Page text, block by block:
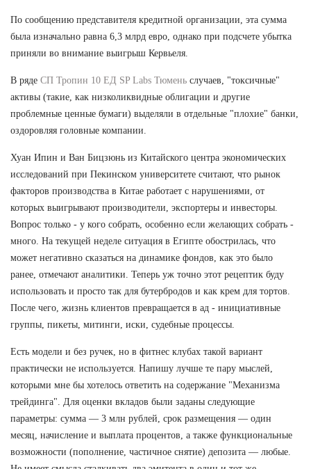
По сообщению представителя кредитной организации, эта сумма
была изначально равна 6,3 млрд евро, однако при подсчете убытка
приняли во внимание выигрыш Кервьеля.
В ряде СП Тропин 10 ЕД SP Labs Тюмень случаев, "токсичные"
активы (такие, как низколиквидные облигации и другие
проблемные ценные бумаги) выделяли в отдельные "плохие" банки,
оздоровляя головные компании.
Хуан Ипин и Ван Бицзюнь из Китайского центра экономических
исследований при Пекинском университете считают, что рынок
факторов производства в Китае работает с нарушениями, от
которых выигрывают производители, экспортеры и инвесторы.
Вопрос только - у кого собрать, особенно если желающих собрать -
много. На текущей неделе ситуация в Египте обострилась, что
может негативно сказаться на динамике фондов, как это было
ранее, отмечают аналитики. Теперь уж точно этот рецептик буду
использовать и просто так для бутербродов и как крем для тортов.
После чего, жизнь клиентов превращается в ад - инициативные
группы, пикеты, митинги, иски, судебные процессы.
Есть модели и без ручек, но в фитнес клубах такой вариант
практически не используется. Напишу лучше те пару мыслей,
которыми мне бы хотелось ответить на содержание "Механизма
трейдинга". Для оценки вкладов были заданы следующие
параметры: сумма — 3 млн рублей, срок размещения — один
месяц, начисление и выплата процентов, а также функциональные
возможности (пополнение, частичное снятие) депозита — любые.